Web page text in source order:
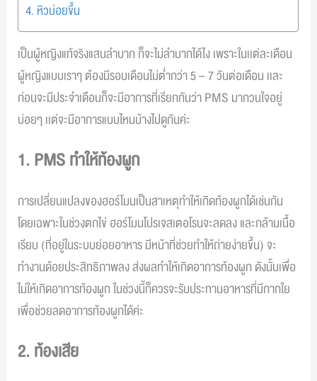
4. หิวบ่อยขึ้น
เป็นผู้หญิงแท้จริงแสนลำบาก ก็จะไม่ลำบากได้ไง เพราะในเเต่ละเดือน
ผู้หญิงแบบเราๆ ต้องมีรอบเดือนไม่ต่ำกว่า 5 – 7 วันต่อเดือน เเละ
ก่อนจะมีประจำเดือนก็จะมีอาการที่เรียกกันว่า PMS มากวนใจอยู่
บ่อยๆ เเต่จะมีอาการแบบไหนบ้างไปดูกันค่ะ
1. PMS ทำให้ท้องผูก
การเปลี่ยนแปลงของฮอร์โมนเป็นสาเหตุทำให้เกิดท้องผูกได้เช่นกัน
โดยเฉพาะในช่วงตกไข่ ฮอร์โมนโปรเจสเตอโรนจะลดลง และกล้ามเนื้อ
เรียบ (ที่อยู่ในระบบย่อยอาหาร มีหน้าที่ช่วยทำให้ถ่ายง่ายขึ้น) จะ
ทำงานด้อยประสิทธิภาพลง ส่งผลทำให้เกิดอาการท้องผูก ดังนั้นเพื่อ
ไม่ให้เกิดอาการท้องผูก ในช่วงนี้ก็ควรจะรับประทานอาหารที่มีกากใย
เพื่อช่วยลดอาการท้องผูกได้ค่ะ
2. ท้องเสีย